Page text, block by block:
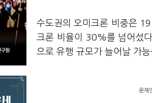
수도권의 오미크론 비중은
크론 비율이 30%를 넘어섰
으로 유행 규모가 늘어날 가
문재